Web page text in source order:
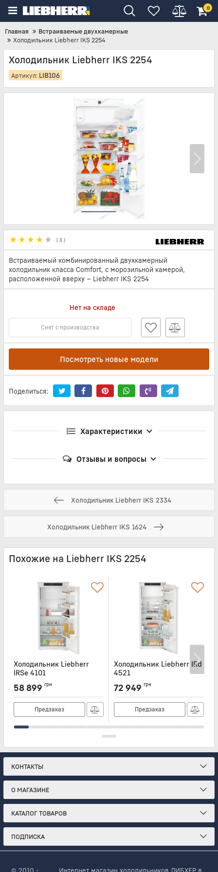
0
Главная
Встраиваемые двухкамерные
Холодильник Liebherr IKS 2254
Холодильник Liebherr IKS 2254
Артикул: LIB106
( 3 )
Встраиваемый комбинированный двухкамерный
холодильник класса Comfort, с морозильной камерой,
расположенной вверху — Liebherr IKS 2254
Нет на складе
Снят с производства
Посмотреть новые модели
Поделиться:
Характеристики
Отзывы и вопросы
Холодильник Liebherr IKS 2334
Холодильник Liebherr IKS 1624
Похожие на Liebherr IKS 2254
Холодильник Liebherr
IRSe 4101
IRSE4101
58 899 грн
Предзаказ
Холодильник Liebherr IRd
4521
IRD4521
72 949 грн
Предзаказ
КОНТАКТЫ
О МАГАЗИНЕ
КАТАЛОГ ТОВАРОВ
ПОДПИСКА